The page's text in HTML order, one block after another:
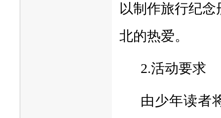
以制作旅行纪
北的热爱。
2.活动要求
由少年读者